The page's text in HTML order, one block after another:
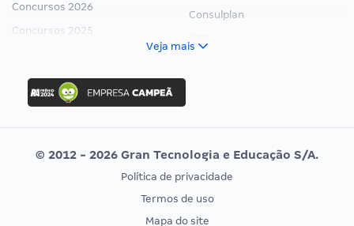
Concursos 2026
Concursos 2025
Concurso Ibama
Concurso MPU
Editais publicados
Consulplan
Vunesp
CONCURSOS POR PROFISSÃO
EXAME DE ORDEM
Veja mais
© 2012 - 2026 Gran Tecnologia e Educação S/A.
Política de privacidade
Termos de uso
Mapa do site